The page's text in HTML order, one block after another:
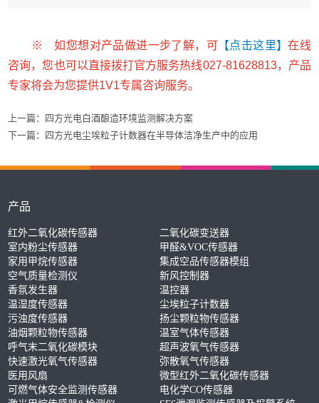
※ 如您想对产品做进一步了解，可 【点击这里】在线
咨询，您也可以直接拨打官方服务热线027-81628813，产品
专家将会为您提供1V1专属咨询服务。
上一篇：
四方光电白酒酿造环境监测解决方案
下一篇：
四方光电尘埃粒子计数器在半导体洁净生产中的应用
产品
红外二氧化碳传感器
二氧化碳变送器
室内粉尘传感器
甲醛&VOC传感器
家用甲烷传感器
集成空品传感器模组
空气质量检测仪
新风控制器
香氛发生器
温控器
温湿度传感器
尘埃粒子计数器
污浊度传感器
扬尘颗粒物传感器
油烟颗粒物传感器
温室气体传感器
呼气末二氧化碳模块
超声波氧气传感器
快速激光氧气传感器
弥散氧气传感器
医用风扇
微型红外二氧化碳传感器
可燃气体安全监测传感器
电化学CO传感器